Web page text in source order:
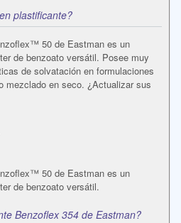
plastificante?
50 de Eastman es un
de benzoato versátil. Posee muy
de solvatación en formulaciones
mezclado en seco. ¿Actualizar sus
50 de Eastman es un
de benzoato versátil.
Benzoflex 354 de Eastman?